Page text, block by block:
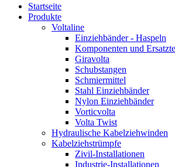
Startseite
Produkte
Voltaline
Einziehbänder - Haspeln
Komponenten und
Giravolta
Schubstangen
Schmiermittel
Stahl Einziehbänder
Nylon Einziehbänder
Vorticvolta
Volta Twist
Hydraulische Kabelziehwinden
Kabelziehstrümpfe
Zivil-Installationen
Industrie-Installationen